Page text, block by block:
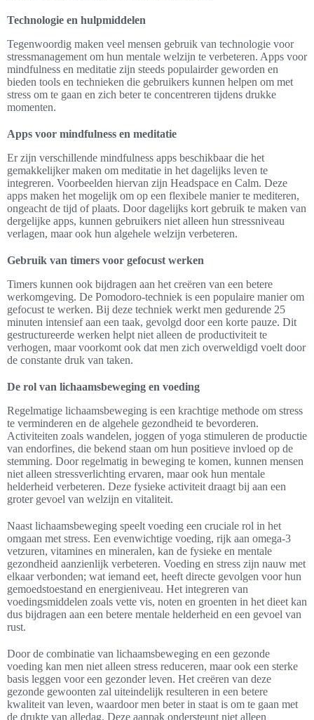
Technologie en hulpmiddelen
Tegenwoordig maken veel mensen gebruik van technologie voor
stressmanagement om hun mentale welzijn te verbeteren. Apps voor
mindfulness en meditatie zijn steeds populairder geworden en
bieden tools en technieken die gebruikers kunnen helpen om met
stress om te gaan en zich beter te concentreren tijdens drukke
momenten.
Apps voor mindfulness en meditatie
Er zijn verschillende mindfulness apps beschikbaar die het
gemakkelijker maken om meditatie in het dagelijks leven te
integreren. Voorbeelden hiervan zijn Headspace en Calm. Deze
apps maken het mogelijk om op een flexibele manier te mediteren,
ongeacht de tijd of plaats. Door dagelijks kort gebruik te maken van
dergelijke apps, kunnen gebruikers niet alleen hun stressniveau
verlagen, maar ook hun algehele welzijn verbeteren.
Gebruik van timers voor gefocust werken
Timers kunnen ook bijdragen aan het creëren van een betere
werkomgeving. De Pomodoro-techniek is een populaire manier om
gefocust te werken. Bij deze techniek werkt men gedurende 25
minuten intensief aan een taak, gevolgd door een korte pauze. Dit
gestructureerde werken helpt niet alleen de productiviteit te
verhogen, maar voorkomt ook dat men zich overweldigd voelt door
de constante druk van taken.
De rol van lichaamsbeweging en voeding
Regelmatige lichaamsbeweging is een krachtige methode om stress
te verminderen en de algehele gezondheid te bevorderen.
Activiteiten zoals wandelen, joggen of yoga stimuleren de productie
van endorfines, die bekend staan om hun positieve invloed op de
stemming. Door regelmatig in beweging te komen, kunnen mensen
niet alleen stressverlichting ervaren, maar ook hun mentale
helderheid verbeteren. Deze fysieke activiteit draagt bij aan een
groter gevoel van welzijn en vitaliteit.
Naast lichaamsbeweging speelt voeding een cruciale rol in het
omgaan met stress. Een evenwichtige voeding, rijk aan omega-3
vetzuren, vitamines en mineralen, kan de fysieke en mentale
gezondheid aanzienlijk verbeteren. Voeding en stress zijn nauw met
elkaar verbonden; wat iemand eet, heeft directe gevolgen voor hun
gemoedstoestand en energieniveau. Het integreren van
voedingsmiddelen zoals vette vis, noten en groenten in het dieet kan
dus bijdragen aan een betere mentale helderheid en een gevoel van
rust.
Door de combinatie van lichaamsbeweging en een gezonde
voeding kan men niet alleen stress reduceren, maar ook een sterke
basis leggen voor een gezonder leven. Het creëren van deze
gezonde gewoonten zal uiteindelijk resulteren in een betere
kwaliteit van leven, waardoor men beter in staat is om te gaan met
de drukte van alledag. Deze aanpak ondersteunt niet alleen